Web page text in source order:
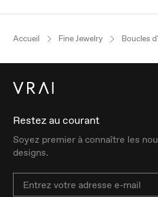
Accueil Fine Jewelry Boucles
Restez au courant
Soyez premier à connaître les
designs.
Email